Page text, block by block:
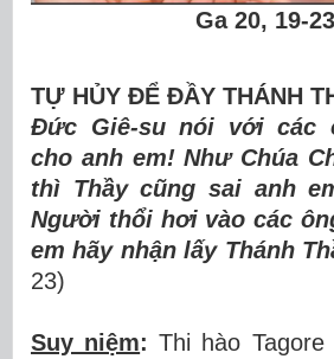
Ga 20, 19-23
TỰ HỦY ĐỂ ĐẦY THÁNH
Đức Giê-su nói với các
cho anh em! Như Chúa
thì Thầy cũng sai anh
Người thổi hơi vào các
em hãy nhận lấy Thánh
23)
Suy niệm: Thi hào